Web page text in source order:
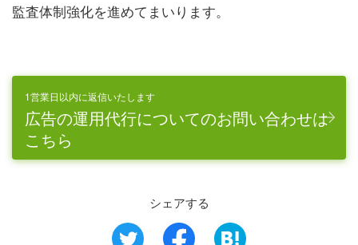
監査体制強化を進めてまいります。
1営業日以内に返信いたします
広告の運用代行についてのお問い合わせは
こちら
シェアする